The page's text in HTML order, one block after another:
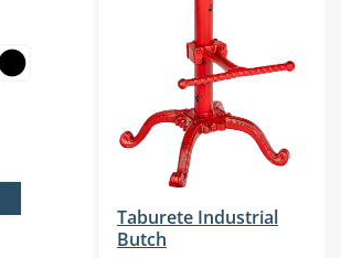
disponible en este momento.)
no está disponible en este momento.)
Taburete Industrial
Butch